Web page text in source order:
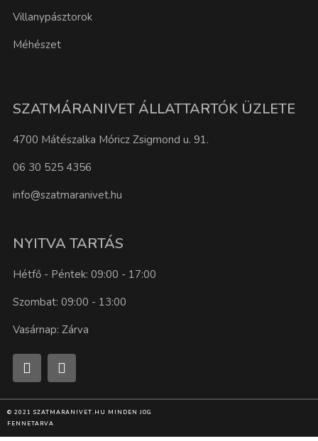
Villanypásztorok
Méhészet
SZATMÁRANIVET ÁLLATTARTÓK ÜZLETE
4700 Mátészalka Móricz Zsigmond u. 91.
06 30 525 4356
info@szatmaranivet.hu
NYITVA TARTÁS
Hétfő - Péntek: 09:00 - 17:00
Szombat: 09:00 - 13:00
Vasárnap: Zárva
© 2021 SZATMARANIVET.HU MINDEN JOG
FENNETARVA